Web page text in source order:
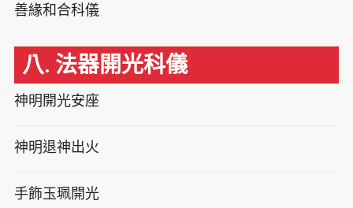
善緣和合科儀
八. 法器開光科儀
神明開光安座
神明退神出火
手飾玉珮開光